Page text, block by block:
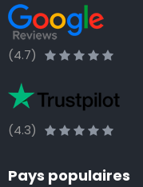
(4.7)
(4.3)
Pays populaires